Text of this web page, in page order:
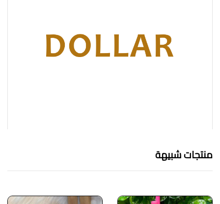
منتجات شبيهة